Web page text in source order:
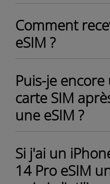
Comment
eSIM ?
Puis-je
carte SIM
une eSIM ?
Si j'ai un
14 Pro eSIM